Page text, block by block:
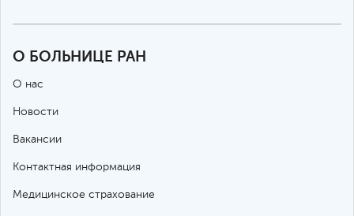
О БОЛЬНИЦЕ РАН
О нас
Новости
Вакансии
Контактная информация
Медицинское страхование